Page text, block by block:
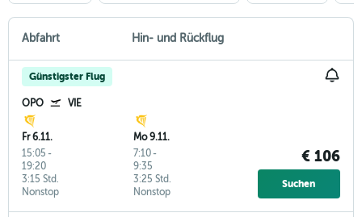
Abfahrt Hin- und Rückflug
Günstigster Flug
OPO VIE
Fr 6.11.
15:05 -
19:20
Nonstop
3:15 Std.
Mo 9.11.
7:10-
9:35
Nonstop
3:25 Std.
€ 106
Suchen